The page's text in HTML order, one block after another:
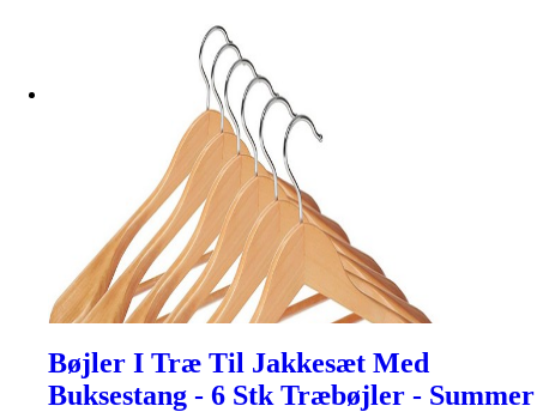
Bøjler I Træ Til Jakkesæt Med
Buksestang - 6 Stk Træbøjler - Summer